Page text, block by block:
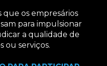
que os empresários
para impulsionar
a qualidade de
ou serviços.